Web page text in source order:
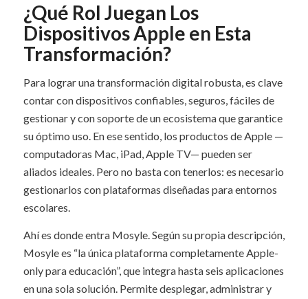
¿Qué Rol Juegan Los
Dispositivos Apple en Esta
Transformación?
Para lograr una transformación digital robusta, es clave
contar con dispositivos confiables, seguros, fáciles de
gestionar y con soporte de un ecosistema que garantice
su óptimo uso. En ese sentido, los productos de Apple —
computadoras Mac, iPad, Apple TV— pueden ser
aliados ideales. Pero no basta con tenerlos: es necesario
gestionarlos con plataformas diseñadas para entornos
escolares.
Ahí es donde entra Mosyle. Según su propia descripción,
Mosyle es “la única plataforma completamente Apple-
only para educación”, que integra hasta seis aplicaciones
en una sola solución. Permite desplegar, administrar y